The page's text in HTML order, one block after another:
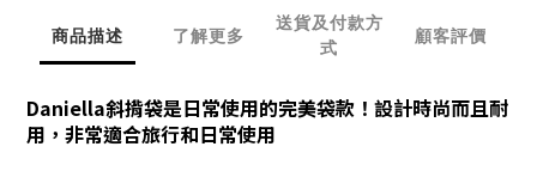
商品描述 了解更多
送貨及付款方
式
顧客評價
Daniella斜揹袋是日常使用的完美袋款！設計時尚而且耐
用，非常適合旅行和日常使用